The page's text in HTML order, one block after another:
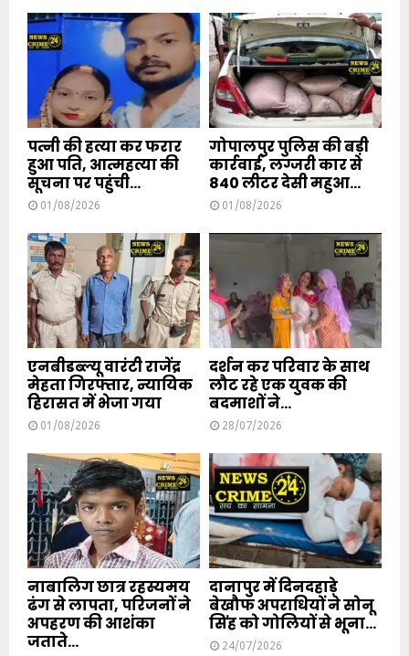
पत्नी की हत्या कर फरार
हुआ पति, आत्महत्या की
सूचना पर पहुंची...
01/08/2026
गोपालपुर पुलिस की बड़ी
कार्रवाई, लग्जरी कार से
840 लीटर देसी महुआ...
01/08/2026
एनबीडब्ल्यू वारंटी राजेंद्र
मेहता गिरफ्तार, न्यायिक
हिरासत में भेजा गया
01/08/2026
दर्शन कर परिवार के साथ
लौट रहे एक युवक की
बदमाशों ने...
28/07/2026
नाबालिग छात्र रहस्यमय
ढंग से लापता, परिजनों ने
अपहरण की आशंका
जताते...
दानापुर में दिनदहाड़े
बेखौफ अपराधियों ने सोनू
सिंह को गोलियों से भूना...
24/07/2026